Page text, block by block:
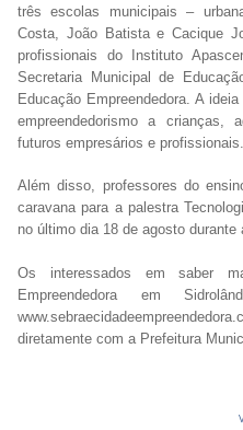
três escolas municipais –
Costa, João Batista e Cacique
profissionais do Instituto
Secretaria Municipal de
Educação Empreendedora. A
empreendedorismo a crianças,
futuros empresários e profissionais.
Além disso, professores do
caravana para a palestra
no último dia 18 de agosto durante
Os interessados em saber
Empreendedora em
diretamente com a Prefeitura